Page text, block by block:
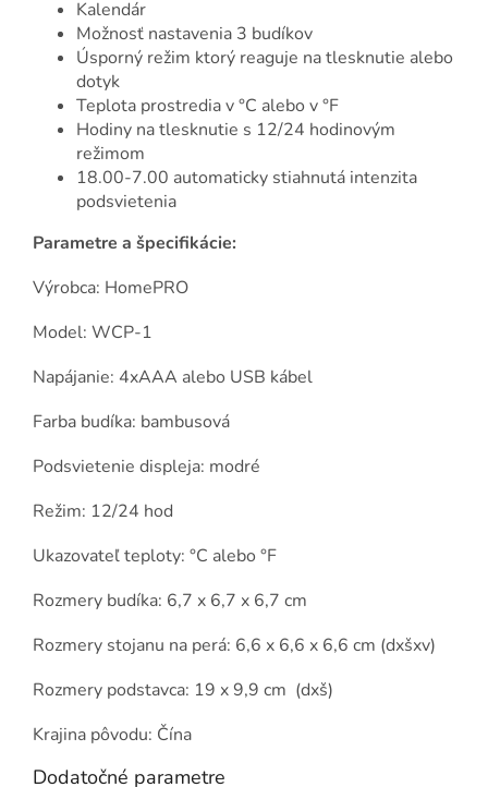
Kalendár
Možnosť nastavenia 3 budíkov
Úsporný režim ktorý reaguje na tlesknutie alebo
dotyk
Teplota prostredia v °C alebo v °F
Hodiny na tlesknutie s 12/24 hodinovým
režimom
18.00-7.00 automaticky stiahnutá intenzita
podsvietenia
Parametre a špecifikácie:
Výrobca: HomePRO
Model: WCP-1
Napájanie: 4xAAA alebo USB kábel
Farba budíka: bambusová
Podsvietenie displeja: modré
Režim: 12/24 hod
Ukazovateľ teploty: °C alebo °F
Rozmery budíka: 6,7 x 6,7 x 6,7 cm
Rozmery stojanu na perá: 6,6 x 6,6 x 6,6 cm (dxšxv)
Rozmery podstavca: 19 x 9,9 cm (dxš)
Krajina pôvodu: Čína
Dodatočné parametre